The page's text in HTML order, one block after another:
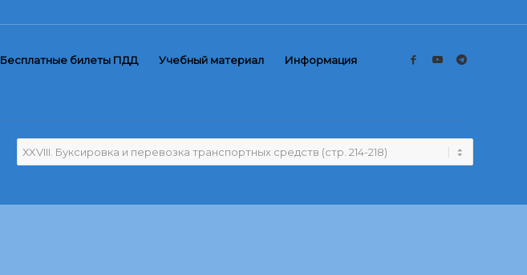
Бесплатные билеты ПДД Учебный материал Информация